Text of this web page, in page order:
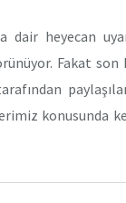
dair heyecan
Fakat son
konusunda